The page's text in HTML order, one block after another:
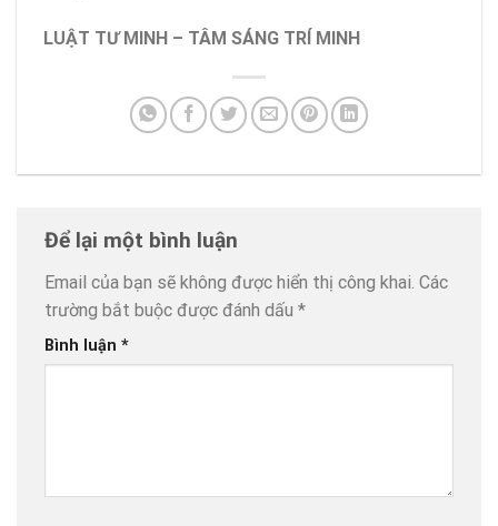
LUẬT TƯ MINH – TÂM SÁNG TRÍ MINH
Để lại một bình luận
Email của bạn sẽ không được hiển thị công khai. Các
trường bắt buộc được đánh dấu *
Bình luận *